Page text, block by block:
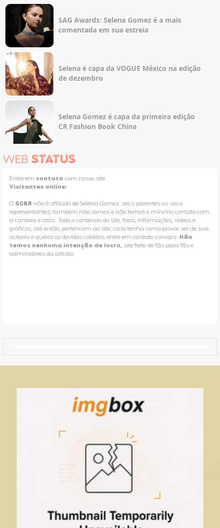
SAG Awards: Selena Gomez é a mais
comentada em sua estreia
Selena é capa da VOGUE México na edição
de dezembro
Selena Gomez é capa da primeira edição
CR Fashion Book China
WEB STATUS
Entre em contato com nosso site
Visitantes online:
O SGBR não é afiliado de Selena Gomez, seus parentes ou seus
representantes, também não somos e não temos o mínimo contato com
a cantora e atriz. Todo o conteúdo do site, fotos, informações, vídeos e
gráficos, até então, pertencem ao site, caso tenha como provar ser de sua
autoria e queira os devidos créditos, entre em contato conosco. Não
temos nenhuma intenção de lucro, site feito de fãs para fãs e
admiradores da artista.